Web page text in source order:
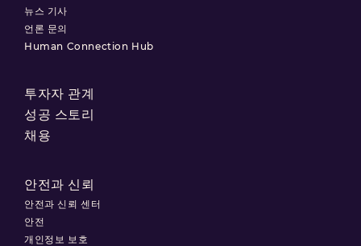
뉴스 기사
언론 문의
Human Connection Hub
투자자 관계
성공 스토리
채용
안전과 신뢰
안전과 신뢰 센터
안전
개인정보 보호